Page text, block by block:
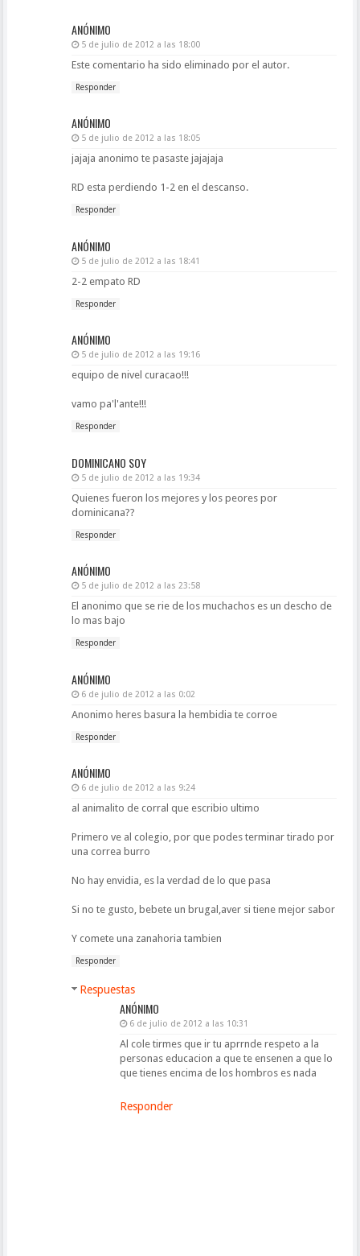
ANÓNIMO
5 de julio de 2012 a las 18:00
Este comentario ha sido eliminado por el autor.
Responder
ANÓNIMO
5 de julio de 2012 a las 18:05
jajaja anonimo te pasaste jajajaja
RD esta perdiendo 1-2 en el descanso.
Responder
ANÓNIMO
5 de julio de 2012 a las 18:41
2-2 empato RD
Responder
ANÓNIMO
5 de julio de 2012 a las 19:16
equipo de nivel curacao!!!
vamo pa'l'ante!!!
Responder
DOMINICANO SOY
5 de julio de 2012 a las 19:34
Quienes fueron los mejores y los peores por
dominicana??
Responder
ANÓNIMO
5 de julio de 2012 a las 23:58
El anonimo que se rie de los muchachos es un descho de
lo mas bajo
Responder
ANÓNIMO
6 de julio de 2012 a las 0:02
Anonimo heres basura la hembidia te corroe
Responder
ANÓNIMO
6 de julio de 2012 a las 9:24
al animalito de corral que escribio ultimo
Primero ve al colegio, por que podes terminar tirado por
una correa burro
No hay envidia, es la verdad de lo que pasa
Si no te gusto, bebete un brugal,aver si tiene mejor sabor
Y comete una zanahoria tambien
Responder
Respuestas
ANÓNIMO
6 de julio de 2012 a las 10:31
Al cole tirmes que ir tu aprrnde respeto a la
personas educacion a que te ensenen a que lo
que tienes encima de los hombros es nada
Responder